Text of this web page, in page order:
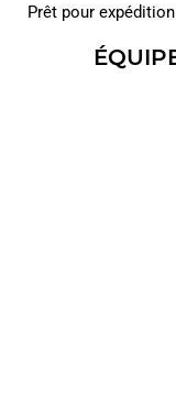
Prêt pour